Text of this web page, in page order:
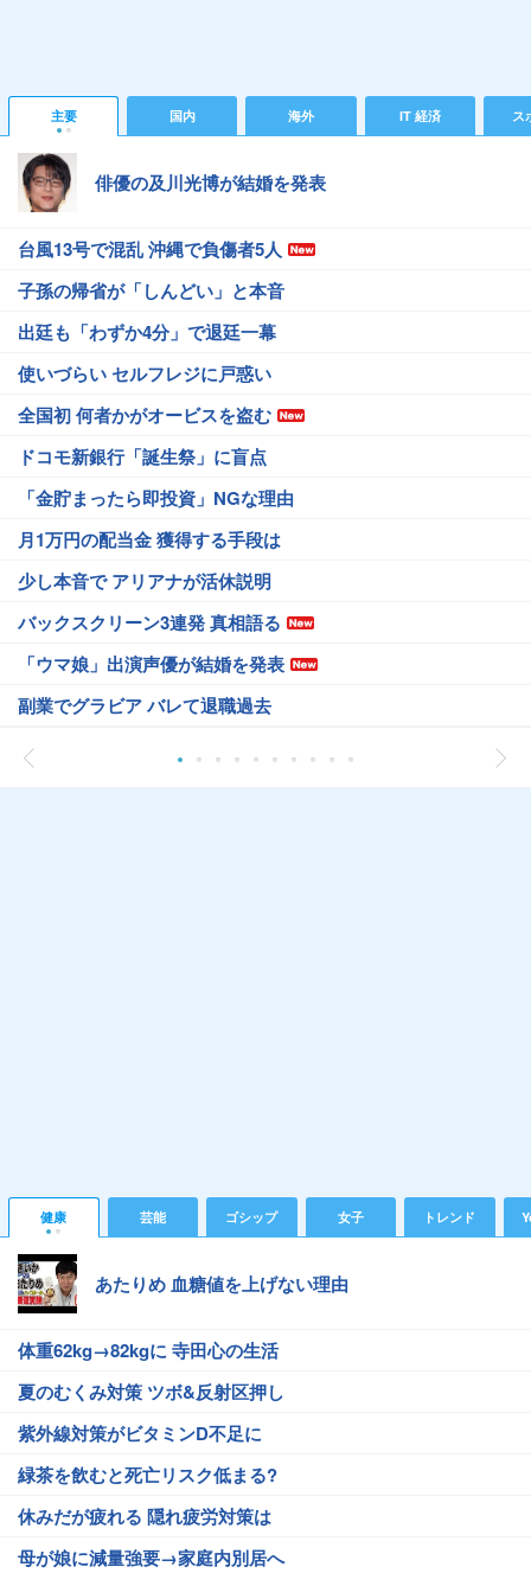
主要 国内 海外 IT 経済 ス
俳優の及川光博が結婚を発表
台風13号で混乱 沖縄で負傷者5人
子孫の帰省が「しんどい」と本音
出廷も「わずか4分」で退廷一幕
使いづらい セルフレジに戸惑い
全国初 何者かがオービスを盗む
ドコモ新銀行「誕生祭」に盲点
「金貯まったら即投資」NGな理由
月1万円の配当金 獲得する手段は
少し本音で アリアナが活休説明
バックスクリーン3連発 真相語る
「ウマ娘」出演声優が結婚を発表
副業でグラビア バレて退職過去
健康 芸能 ゴシップ 女子 トレンド
あたりめ 血糖値を上げない理由
体重62kg→82kgに 寺田心の生活
夏のむくみ対策 ツボ&反射区押し
紫外線対策がビタミンD不足に
緑茶を飲むと死亡リスク低まる?
休みだが疲れる 隠れ疲労対策は
母が娘に減量強要→家庭内別居へ